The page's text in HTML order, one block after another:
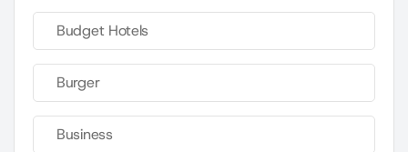
Budget Hotels
Burger
Business